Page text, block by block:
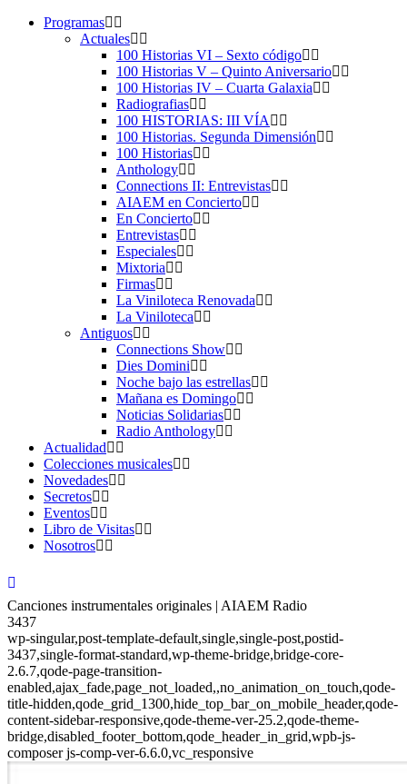
Programas
Actuales
100 Historias VI – Sexto código
100 Historias V – Quinto Aniversario
100 Historias IV – Cuarta Galaxia
Radiografias
100 HISTORIAS: III VÍA
100 Historias. Segunda Dimensión
100 Historias
Anthology
Connections II: Entrevistas
AIAEM en Concierto
En Concierto
Entrevistas
Especiales
Mixtoria
Firmas
La Viniloteca Renovada
La Viniloteca
Antiguos
Connections Show
Dies Domini
Noche bajo las estrellas
Mañana es Domingo
Noticias Solidarias
Radio Anthology
Actualidad
Colecciones musicales
Novedades
Secretos
Eventos
Libro de Visitas
Nosotros
Canciones instrumentales originales | AIAEM Radio
3437
wp-singular,post-template-default,single,single-post,postid-
3437,single-format-standard,wp-theme-bridge,bridge-core-
2.6.7,qode-page-transition-
enabled,ajax_fade,page_not_loaded,,no_animation_on_touch,qode-
title-hidden,qode_grid_1300,hide_top_bar_on_mobile_header,qode-
content-sidebar-responsive,qode-theme-ver-25.2,qode-theme-
bridge,disabled_footer_bottom,qode_header_in_grid,wpb-js-
composer js-comp-ver-6.6.0,vc_responsive